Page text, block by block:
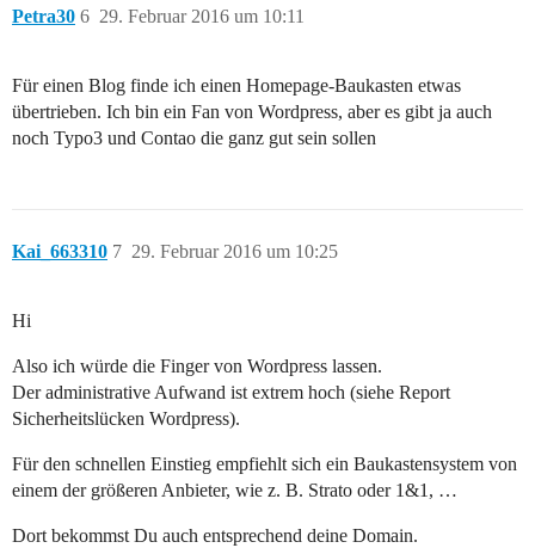
Petra30 29. Februar 2016 um 10:11
6
Für einen Blog finde ich einen Homepage-Baukasten etwas
übertrieben. Ich bin ein Fan von Wordpress, aber es gibt ja auch
noch Typo3 und Contao die ganz gut sein sollen
Kai_663310 29. Februar 2016 um 10:25
7
Hi
Also ich würde die Finger von Wordpress lassen.
Der administrative Aufwand ist extrem hoch (siehe Report
Sicherheitslücken Wordpress).
Für den schnellen Einstieg empfiehlt sich ein Baukastensystem von
einem der größeren Anbieter, wie z. B. Strato oder 1&1, …
Dort bekommst Du auch entsprechend deine Domain.